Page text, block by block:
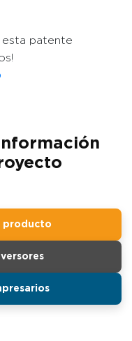
esta patente
producto